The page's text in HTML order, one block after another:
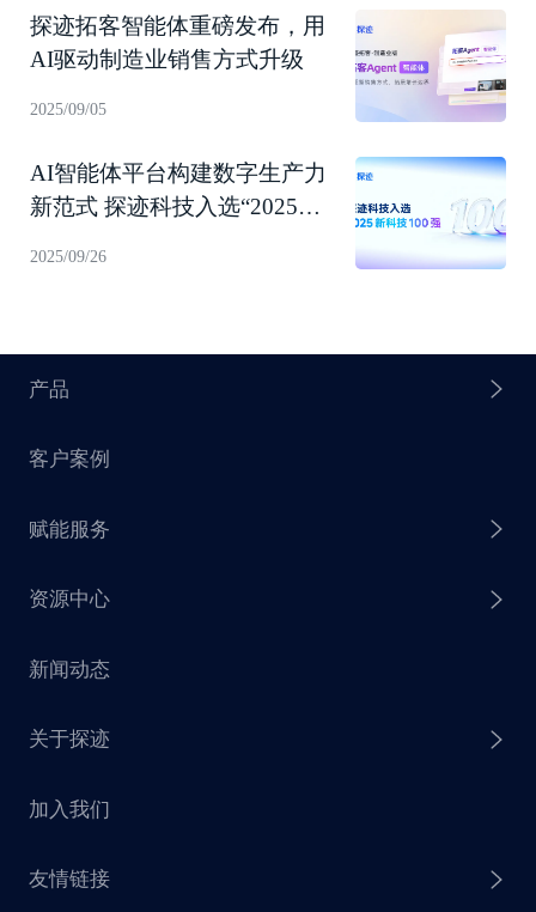
探迹拓客智能体重磅发布，用
AI驱动制造业销售方式升级
2025/09/05
AI智能体平台构建数字生产力
新范式 探迹科技入选“2025新
2025/09/26
产品
探迹 AI Agent
探迹 AI 拓客
探迹 AI 触达
探迹 AI CRM
客户案例
赋能服务
赋能计划
资源中心
销售干货
探迹大数据研究院
新闻动态
关于探迹
企业介绍
联系我们
加入我们
友情链接